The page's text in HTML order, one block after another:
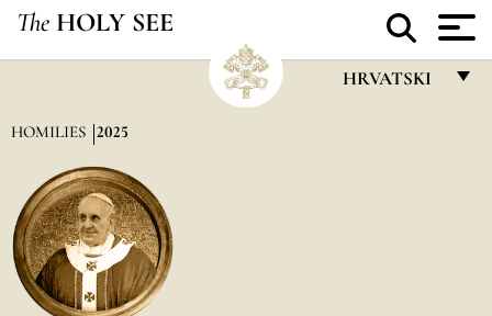
The HOLY SEE
HRVATSKI
HOMILIES 2025